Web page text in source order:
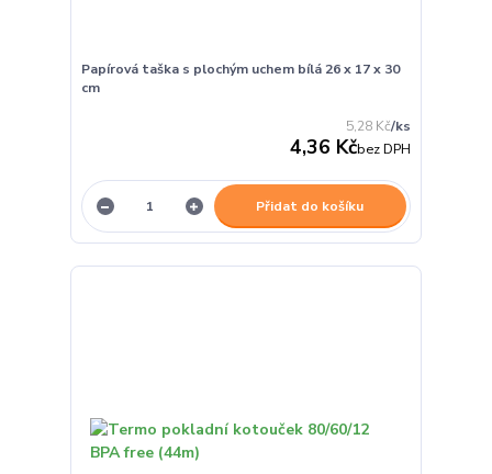
Papírová taška s plochým uchem bílá 26 x 17 x 30
cm
5,28 Kč/ks
4,36 Kčbez DPH
Přidat do košíku